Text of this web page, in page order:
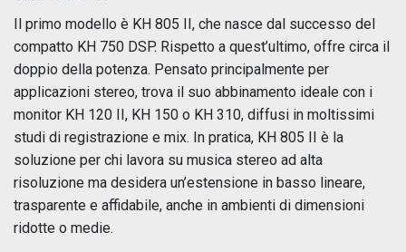
Il primo modello è KH 805 II, che nasce dal successo del
compatto KH 750 DSP. Rispetto a quest’ultimo, offre circa il
doppio della potenza. Pensato principalmente per
applicazioni stereo, trova il suo abbinamento ideale con i
monitor KH 120 II, KH 150 o KH 310, diffusi in moltissimi
studi di registrazione e mix. In pratica, KH 805 II è la
soluzione per chi lavora su musica stereo ad alta
risoluzione ma desidera un’estensione in basso lineare,
trasparente e affidabile, anche in ambienti di dimensioni
ridotte o medie.